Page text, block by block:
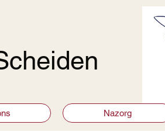
Nazorg